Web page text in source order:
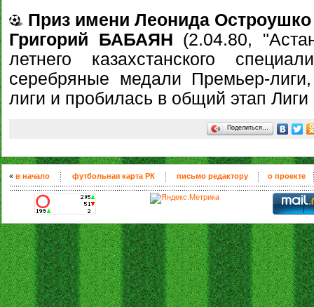
Приз имени Леонида Остроушко
Григорий БАБАЯН (2.04.80,
летнего казахстанского
серебряные медали Премьер-
лиги и пробилась в общий этап
Поделиться…
« в начало футбольная карта РК письмо редактору о проекте